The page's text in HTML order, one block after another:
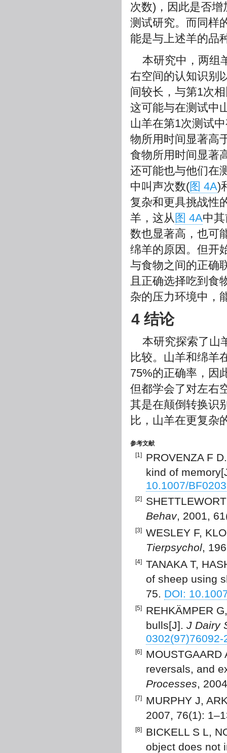
次数)，因此是否
测试研究。而同样
能是与上述羊的品
本研究中，两组
右空间的认知识别
间较长，与第1次
这可能与在测试中
山羊在第1次测试
物所用时间显著高
食物所用时间显著
还可能也与他们在
中叫声次数(图 4A)
复杂和更具挑战性
羊，这从 图 4A中
数也显著高，也可
绵羊的原因。但开
与食物之间的正确
且正确选择吃到食
杂的压力环境中，
4 结论
本研究探索了山
比较。山羊和绵羊
75%的正确率，因
但都学会了对左右
其是在颠倒转换识
比，山羊在更复杂
参考文献
[1]
PROVENZA F
kind of
10.1007/
[2]
Behav, 2001,
[3]
WESLEY F,
Tierpsychol,
[4]
TANAKA T,
of sheep using
75. DOI:
[5]
REHKÄMPER
bulls[J]. J Dairy
0302(97)76092-
[6]
reversals, and
Processes,
[7]
MURPHY J,
2007, 76(1):
[8]
BICKELL S L,
object does not